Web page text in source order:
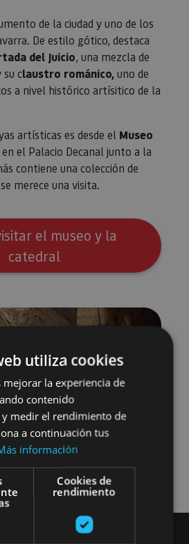
de la ciudad y uno de los
De estilo gótico, destaca
del Juicio, una mezcla de
claustro románico,uno de
a nivel histórico artísitico de la
artísticas es desde el Museo
en el Palacio Decanal junto a la
contiene una colección de
merece una visita.
el museo y la
catedral
utiliza cookies
mejorar la experiencia de
contenido
medir el rendimiento de
a continuación tus
información
Cookies de
rendimiento